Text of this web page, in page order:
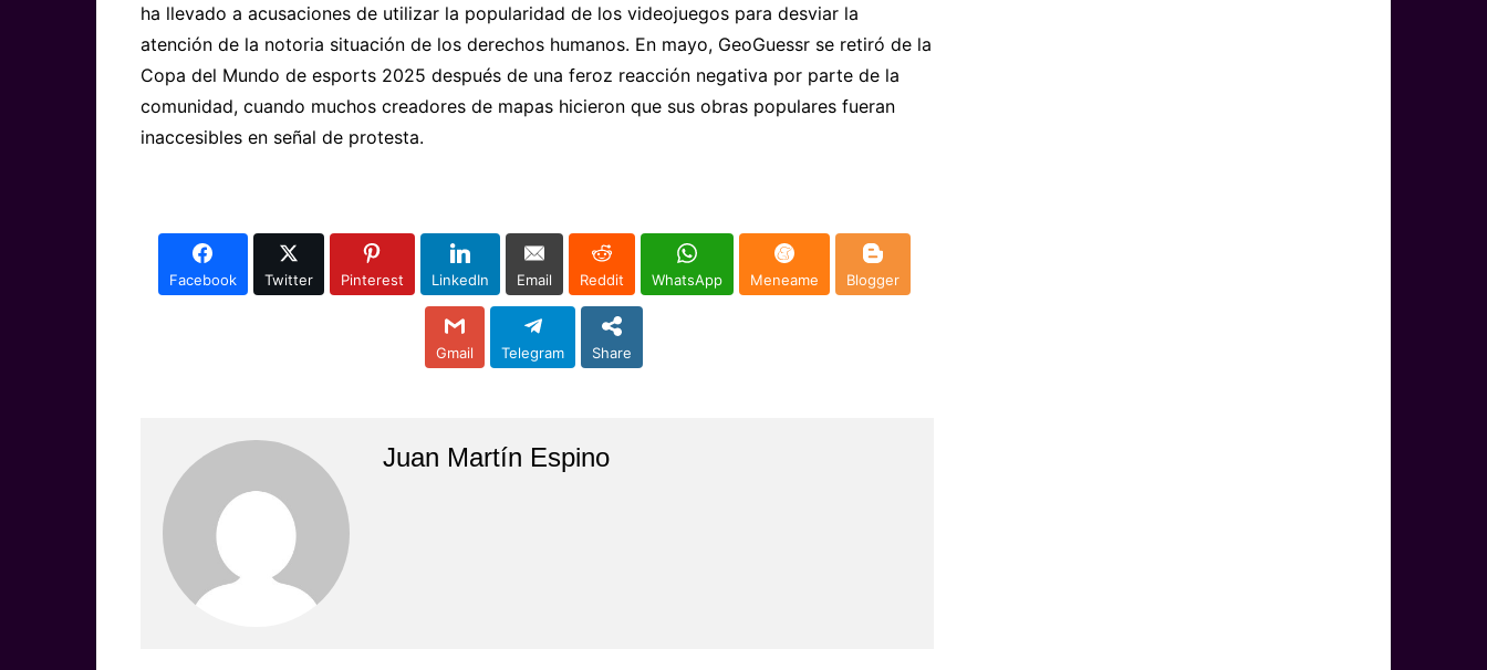
ha llevado a acusaciones de utilizar la popularidad de los videojuegos para desviar la
atención de la notoria situación de los derechos humanos. En mayo, GeoGuessr se retiró de la
Copa del Mundo de esports 2025 después de una feroz reacción negativa por parte de la
comunidad, cuando muchos creadores de mapas hicieron que sus obras populares fueran
inaccesibles en señal de protesta.
Facebook Twitter Pinterest LinkedIn Email Reddit WhatsApp Meneame Blogger
Gmail Telegram Share
Juan Martín Espino